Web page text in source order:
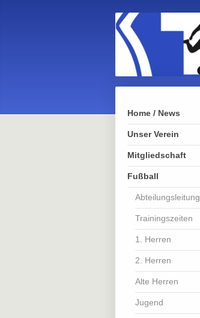
Home / News
Unser Verein
Mitgliedschaft
Fußball
Abteilungsleitung
Trainingszeiten
1. Herren
2. Herren
Alte Herren
Jugend